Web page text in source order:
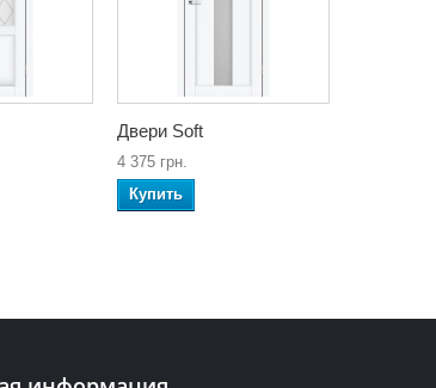
Двери Soft
4 375 грн.
Купить